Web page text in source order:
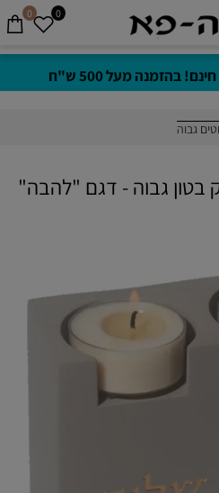
בהזמנה מעל 500 ש"ח
0 0
גבוה
בטון גבוה - דגם "להבה"